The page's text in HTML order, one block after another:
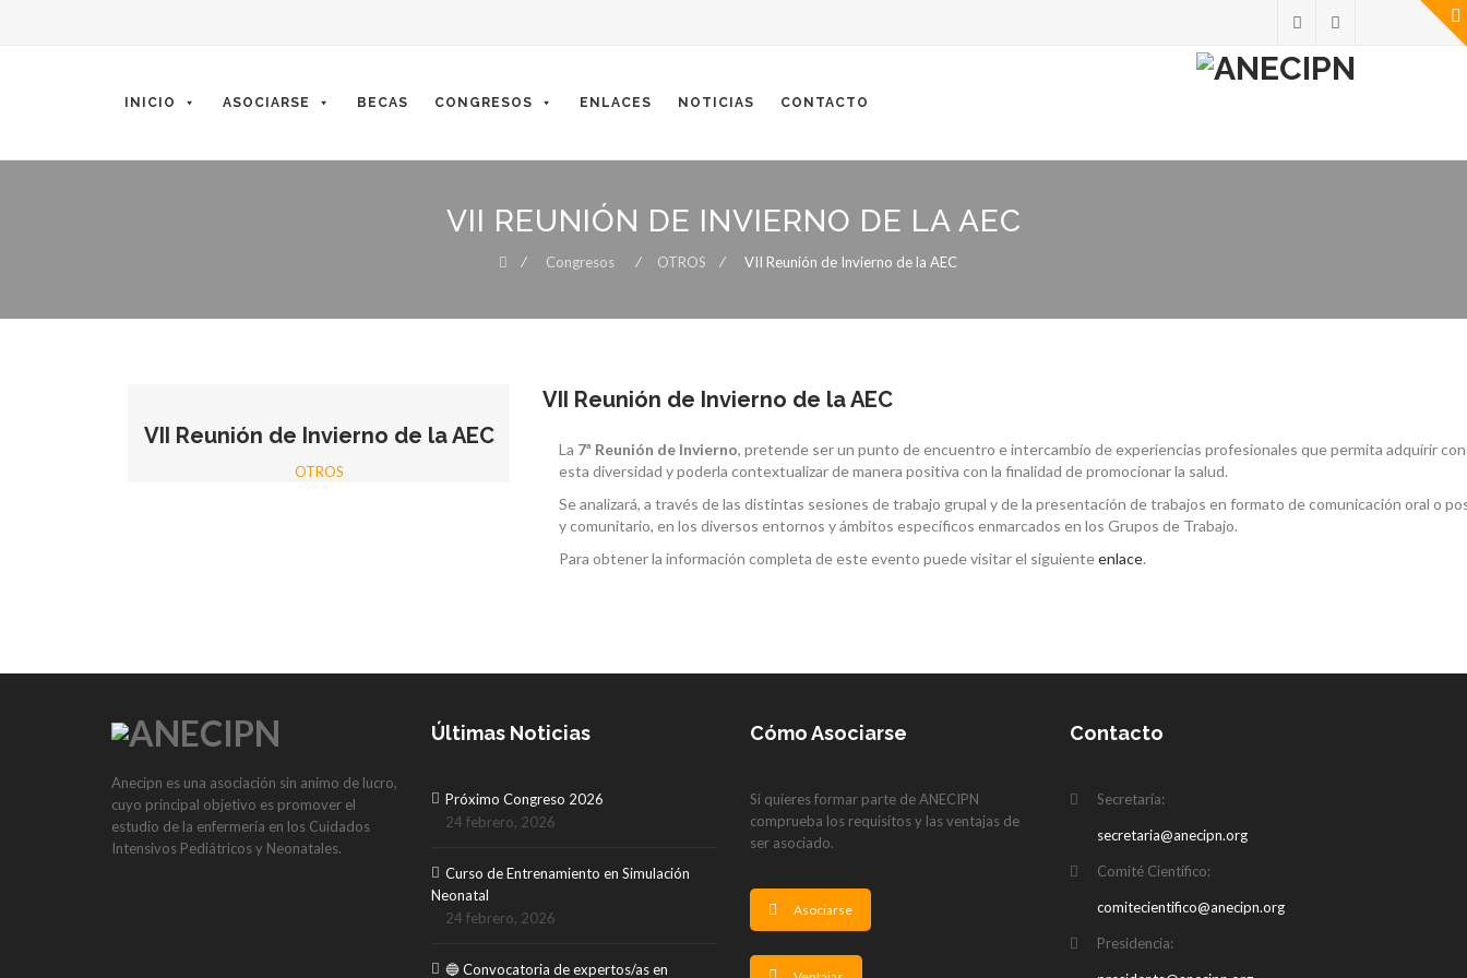
content
INICIO ASOCIARSE BECAS CONGRESOS ENLACES NOTICIAS CONTACTO
VII REUNIÓN DE INVIERNO DE LA AEC
⁄ Congresos ⁄ OTROS ⁄ VII Reunión de Invierno de la AEC
VII Reunión de Invierno de la AEC
OTROS
VII Reunión de Invierno de la AEC
La 7ª Reunión de Invierno, pretende ser un punto de encuentro e intercambio de experiencias profesionales que permita adquirir
esta diversidad y poderla contextualizar de manera positiva con la finalidad de promocionar la salud.
Se analizará, a través de las distintas sesiones de trabajo grupal y de la presentación de trabajos en formato de comunicación oral o
y comunitario, en los diversos entornos y ámbitos específicos enmarcados en los Grupos de Trabajo.
Para obtener la información completa de este evento puede visitar el siguienteenlace.
Anecipn es una asociación sin animo de lucro,
cuyo principal objetivo es promover el
estudio de la enfermería en los Cuidados
Intensivos Pediátricos y Neonatales.
Últimas Noticias
Próximo Congreso 2026
24 febrero, 2026
Curso de Entrenamiento en Simulación
Neonatal
24 febrero, 2026
🔵 Convocatoria de expertos/as en
Cómo Asociarse
Si quieres formar parte de ANECIPN
comprueba los requisitos y las ventajas de
ser asociado.
Asociarse
Contacto
Secretaría:
secretaria@anecipn.org
Comité Científico:
comitecientifico@anecipn.org
Presidencia: